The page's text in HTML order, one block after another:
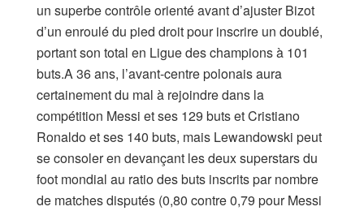
un superbe contrôle orienté avant d’ajuster Bizot
d’un enroulé du pied droit pour inscrire un doublé,
portant son total en Ligue des champions à 101
buts.A 36 ans, l’avant-centre polonais aura
certainement du mal à rejoindre dans la
compétition Messi et ses 129 buts et Cristiano
Ronaldo et ses 140 buts, mais Lewandowski peut
se consoler en devançant les deux superstars du
foot mondial au ratio des buts inscrits par nombre
de matches disputés (0,80 contre 0,79 pour Messi